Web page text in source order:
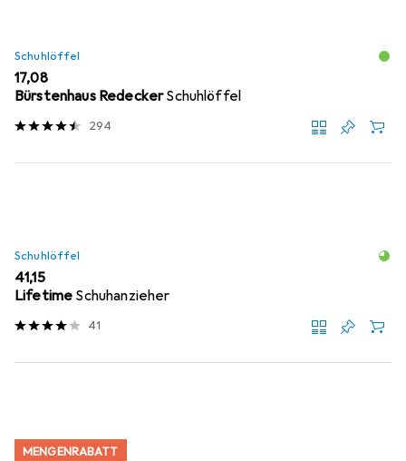
Schuhlöffel
EUR
17,08
Bürstenhaus RedeckerSchuhlöffel
294
Schuhlöffel
EUR
41,15
Lifetime Schuhanzieher
41
MENGENRABATT